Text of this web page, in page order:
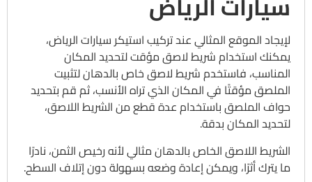
لإيجاد الموقع المثالي عند تركيب استيكر سيارات الرياض،
يمكنك استخدام شريط لاصق مؤقت لتحديد المكان
المناسب، فاستخدم شريط لاصق خاص بالدهان لتثبيت
الملصق مؤقتًا في المكان الذي تراه الأنسب، ثم قم بتحديد
حواف الملصق باستخدام عدة قطع من الشريط اللاصق،
لتحديد المكان بدقة.
الشريط اللاصق الخاص بالدهان مثالي لأنه رخيص الثمن، نادرًا
ما يترك أثرًا، ويمكن إعادة وضعه بسهولة دون إتلاف السطح.